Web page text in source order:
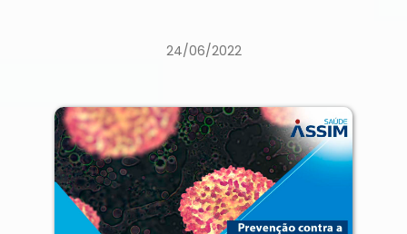
24/06/2022